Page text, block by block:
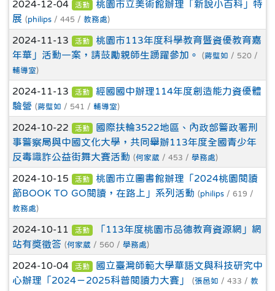
2024-12-04 活動
桃園市立美術館辦理「新說小百科」特
展 (philips / 445 / 教務處)
2024-11-13 活動
桃園市113年度科學教育暨資優教育嘉
年華」活動一案，請鼓勵親師生踴躍參加。
(蔣璧如 / 520 /
輔導室)
2024-11-13 活動
經國國中辦理114年度創造能力資優體
驗營 (蔣璧如 / 541 / 輔導室)
2024-10-22 活動
國際扶輪3522地區、內政部警政署刑
事警察局與中國文化大學，共同舉辦113年度全國青少年
反毒識詐公益街舞大賽活動 (何家葳 / 453 / 學務處)
2024-10-15 活動
桃園市立圖書館辦理「2024桃園閱讀
節BOOK TO GO閱讀，在路上」系列活動 (philips / 619 /
教務處)
2024-10-11 活動
「113年度桃園市品德教育資源網」網
站有獎徵答 (何家葳 / 560 / 學務處)
2024-10-04 活動
國立臺灣師範大學華語文與科技研究中
心辦理「2024－2025科普閱讀力大賽」
(張邑如 / 433 / 教